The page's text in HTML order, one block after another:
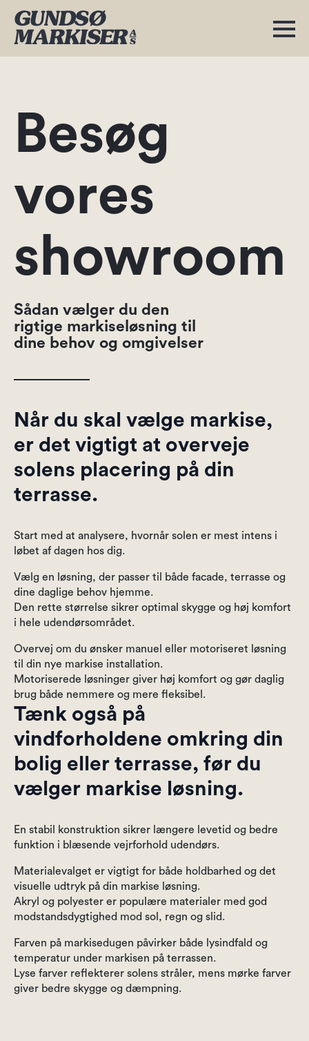
Besøg
vores
showroom
Sådan vælger du den
rigtige markiseløsning til
dine behov og omgivelser
Når du skal vælge markise,
er det vigtigt at overveje
solens placering på din
terrasse.
Start med at analysere, hvornår solen er mest intens i
løbet af dagen hos dig.
Vælg en løsning, der passer til både facade, terrasse og
dine daglige behov hjemme.
Den rette størrelse sikrer optimal skygge og høj komfort
i hele udendørsområdet.
Overvej om du ønsker manuel eller motoriseret løsning
til din nye markise installation.
Motoriserede løsninger giver høj komfort og gør daglig
brug både nemmere og mere fleksibel.
Tænk også på
vindforholdene omkring din
bolig eller terrasse, før du
vælger markise løsning.
En stabil konstruktion sikrer længere levetid og bedre
funktion i blæsende vejrforhold udendørs.
Materialevalget er vigtigt for både holdbarhed og det
visuelle udtryk på din markise løsning.
Akryl og polyester er populære materialer med god
modstandsdygtighed mod sol, regn og slid.
Farven på markisedugen påvirker både lysindfald og
temperatur under markisen på terrassen.
Lyse farver reflekterer solens stråler, mens mørke farver
giver bedre skygge og dæmpning.